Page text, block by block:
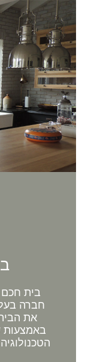
בית חכם
חברה
את
באמצעות